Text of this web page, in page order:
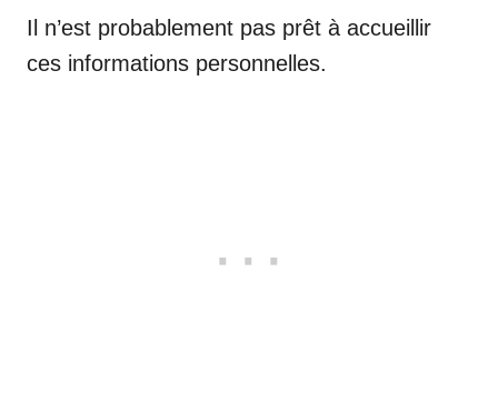
Il n’est probablement pas prêt à accueillir
ces informations personnelles.